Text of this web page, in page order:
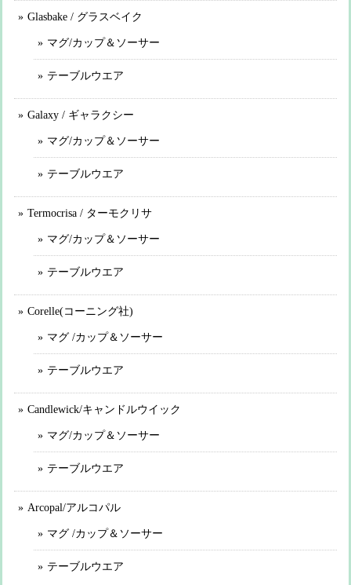
Glasbake / グラスベイク
マグ/カップ＆ソーサー
テーブルウエア
Galaxy / ギャラクシー
マグ/カップ＆ソーサー
テーブルウエア
Termocrisa / ターモクリサ
マグ/カップ＆ソーサー
テーブルウエア
Corelle(コーニング社)
マグ /カップ＆ソーサー
テーブルウエア
Candlewick/キャンドルウイック
マグ/カップ＆ソーサー
テーブルウエア
Arcopal/アルコパル
マグ /カップ＆ソーサー
テーブルウエア